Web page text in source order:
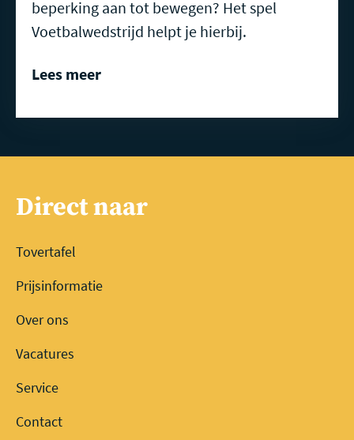
beperking aan tot bewegen? Het spel
Voetbalwedstrijd helpt je hierbij.
Lees meer
Direct naar
Tovertafel
Prijsinformatie
Over ons
Vacatures
Service
Contact